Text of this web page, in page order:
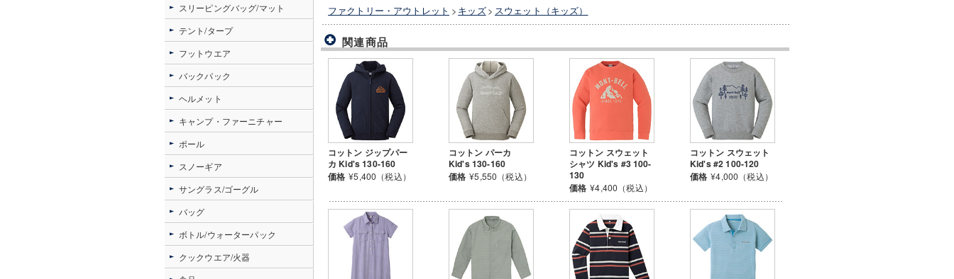
ファクトリー・アウトレット > キッズ> スウェット（キッズ）
関連商品
コットン ジップパー
カ Kid's 130-160
価格 ¥5,400（税込）
コットン パーカ
Kid's 130-160
価格 ¥5,550（税込）
コットン スウェット
シャツ Kid's #3 100-
130
価格 ¥4,400（税込）
コットン スウェット
Kid's #2 100-120
価格 ¥4,000（税込）
スリーピングバッグ/マット
テント/タープ
フットウエア
バックパック
ヘルメット
キャンプ・ファーニチャー
ポール
スノーギア
サングラス/ゴーグル
バッグ
ボトル/ウォーターパック
クックウエア/火器